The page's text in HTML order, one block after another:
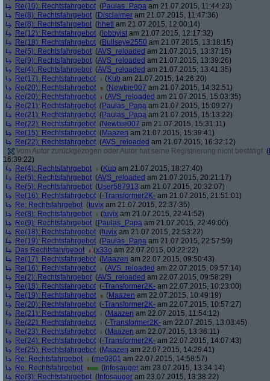
Re(10): Rechtsfahrgebot (Paulas_Papa am 21.07.2015, 11:44:23)
Re(8): Rechtsfahrgebot (Disclaimer am 21.07.2015, 11:47:36)
Re(8): Rechtsfahrgebot (hhetl am 21.07.2015, 12:00:14)
Re(12): Rechtsfahrgebot ( lobbyist am 21.07.2015, 12:17:32)
Re(18): Rechtsfahrgebot (Bullseye2550 am 21.07.2015, 13:18:15)
Re(5): Rechtsfahrgebot (AVS_reloaded am 21.07.2015, 13:37:15)
Re(9): Rechtsfahrgebot (AVS_reloaded am 21.07.2015, 13:39:26)
Re(4): Rechtsfahrgebot (AVS_reloaded am 21.07.2015, 13:41:35)
Re(17): Rechtsfahrgebot
(Kub am 21.07.2015, 14:26:20)
Re(20): Rechtsfahrgebot
(Newbie007 am 21.07.2015, 14:32:51)
Re(20): Rechtsfahrgebot
(AVS_reloaded am 21.07.2015, 15:03:35)
Re(21): Rechtsfahrgebot (Paulas_Papa am 21.07.2015, 15:09:27)
Re(21): Rechtsfahrgebot (Paulas_Papa am 21.07.2015, 15:13:22)
Re(22): Rechtsfahrgebot (Newbie007 am 21.07.2015, 15:31:11)
Re(15): Rechtsfahrgebot (Maazen am 21.07.2015, 15:39:41)
Re(22): Rechtsfahrgebot (AVS_reloaded am 21.07.2015, 16:32:12)
Vom Autor zurückgezogen oder Autor hat seine Registrierung nicht bestätigt (
16:39:22)
Re(4): Rechtsfahrgebot
(Kub am 21.07.2015, 18:27:40)
Re(5): Rechtsfahrgebot (AVS_reloaded am 21.07.2015, 20:21:17)
Re(5): Rechtsfahrgebot (User587913 am 21.07.2015, 20:32:07)
Re(16): Rechtsfahrgebot (-Transformer2K- am 21.07.2015, 21:51:01)
Re: Rechtsfahrgebot (tuvix am 21.07.2015, 22:37:35)
Re(8): Rechtsfahrgebot
(tuvix am 21.07.2015, 22:41:52)
Re(9): Rechtsfahrgebot (Paulas_Papa am 21.07.2015, 22:49:00)
Re(18): Rechtsfahrgebot (tuvix am 21.07.2015, 22:53:22)
Re(19): Rechtsfahrgebot (Paulas_Papa am 21.07.2015, 22:57:59)
Das Rechtsfahrgebot
(x33o am 22.07.2015, 00:22:22)
Re(17): Rechtsfahrgebot (Maazen am 22.07.2015, 09:50:43)
Re(16): Rechtsfahrgebot
(AVS_reloaded am 22.07.2015, 09:57:14)
Re(2): Rechtsfahrgebot (AVS_reloaded am 22.07.2015, 09:58:29)
Re(18): Rechtsfahrgebot (-Transformer2K- am 22.07.2015, 10:23:00)
Re(19): Rechtsfahrgebot
(Maazen am 22.07.2015, 10:49:19)
Re(20): Rechtsfahrgebot (-Transformer2K- am 22.07.2015, 10:57:27)
Re(21): Rechtsfahrgebot
(Maazen am 22.07.2015, 11:54:12)
Re(22): Rechtsfahrgebot
(-Transformer2K- am 22.07.2015, 13:03:45)
Re(23): Rechtsfahrgebot
(Maazen am 22.07.2015, 13:36:11)
Re(24): Rechtsfahrgebot (-Transformer2K- am 22.07.2015, 14:07:43)
Re(25): Rechtsfahrgebot (Maazen am 22.07.2015, 14:29:41)
Re: Rechtsfahrgebot
(me0301 am 22.07.2015, 14:58:57)
Re: Rechtsfahrgebot
( Infosauger am 23.07.2015, 13:34:14)
Re(3): Rechtsfahrgebot ( Infosauger am 23.07.2015, 13:38:22)